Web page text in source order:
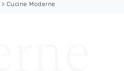
> Cucine Moderne